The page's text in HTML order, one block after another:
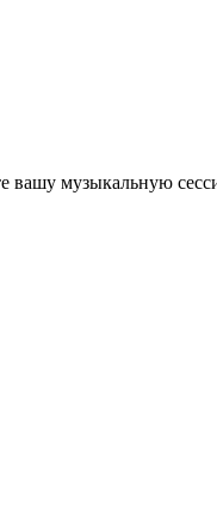
вашу музыкальную